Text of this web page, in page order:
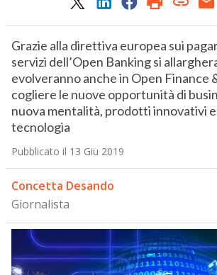
Grazie alla direttiva europea sui
servizi dell’Open Banking si
evolveranno anche in Open Finance
cogliere le nuove opportunità di
nuova mentalità, prodotti innovativi
tecnologia
Pubblicato il 13 Giu 2019
Concetta Desando
Giornalista